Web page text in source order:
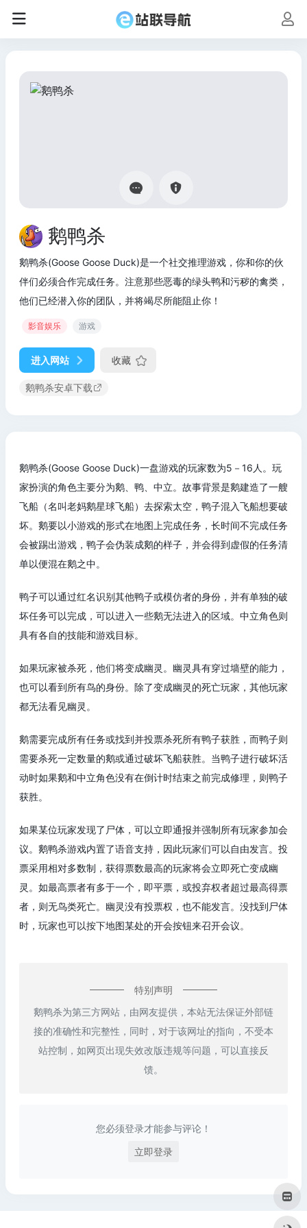
鹅鸭杀
鹅鸭杀(Goose Goose Duck)是一个社交推理游戏，你和你的伙
伴们必须合作完成任务。注意那些恶毒的绿头鸭和污秽的禽类，
他们已经潜入你的团队，并将竭尽所能阻止你！
影音娱乐 游戏
进入网站 收藏
鹅鸭杀安卓下载
鹅鸭杀(Goose Goose Duck)一盘游戏的玩家数为5－16人。玩
家扮演的角色主要分为鹅、鸭、中立。故事背景是鹅建造了一艘
飞船（名叫老妈鹅星球飞船）去探索太空，鸭子混入飞船想要破
坏。鹅要以小游戏的形式在地图上完成任务，长时间不完成任务
会被踢出游戏，鸭子会伪装成鹅的样子，并会得到虚假的任务清
单以便混在鹅之中。
鸭子可以通过红名识别其他鸭子或模仿者的身份，并有单独的破
坏任务可以完成，可以进入一些鹅无法进入的区域。中立角色则
具有各自的技能和游戏目标。
如果玩家被杀死，他们将变成幽灵。幽灵具有穿过墙壁的能力，
也可以看到所有鸟的身份。除了变成幽灵的死亡玩家，其他玩家
都无法看见幽灵。
鹅需要完成所有任务或找到并投票杀死所有鸭子获胜，而鸭子则
需要杀死一定数量的鹅或通过破坏飞船获胜。当鸭子进行破坏活
动时如果鹅和中立角色没有在倒计时结束之前完成修理，则鸭子
获胜。
如果某位玩家发现了尸体，可以立即通报并强制所有玩家参加会
议。鹅鸭杀游戏内置了语音支持，因此玩家们可以自由发言。投
票采用相对多数制，获得票数最高的玩家将会立即死亡变成幽
灵。如最高票者有多于一个，即平票，或投弃权者超过最高得票
者，则无鸟类死亡。幽灵没有投票权，也不能发言。没找到尸体
时，玩家也可以按下地图某处的开会按钮来召开会议。
特别声明
鹅鸭杀为第三方网站，由网友提供，本站无法保证外部链
接的准确性和完整性，同时，对于该网址的指向，不受本
站控制，如网页出现失效改版违规等问题，可以直接反
馈。
您必须登录才能参与评论！
立即登录